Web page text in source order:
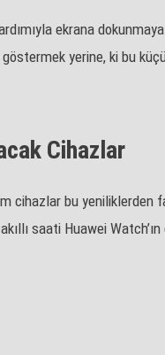
ekrana
yerine, ki bu
Cihazlar
cihazlar bu yeniliklerden
saati Huawei